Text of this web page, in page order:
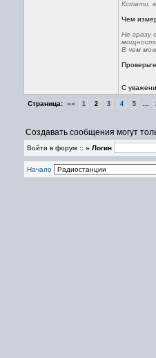
Кстати,
Чем
Не сразу
В чем
С
Страница: «« 1 2 3 4 5
Создавать сообщения могут
Войти в форум :: » Логин
Начало